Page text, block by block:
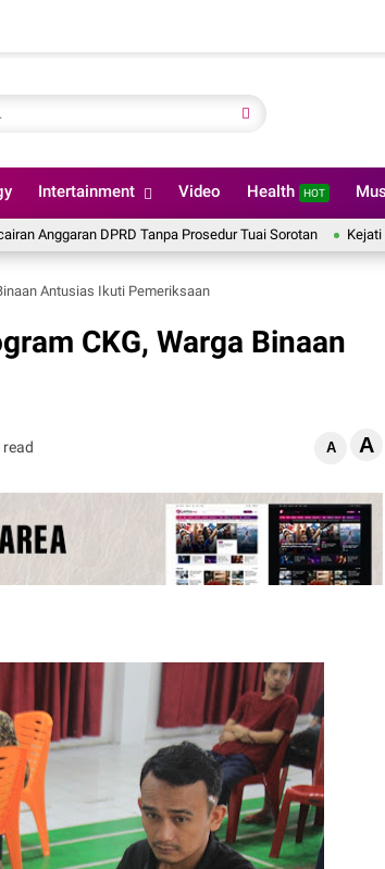
Intertainment Video Health HOT
DPRD Tanpa Prosedur Tuai Sorotan Kejati Riau
Antusias Ikuti Pemeriksaan
CKG, Warga Binaan
read A A